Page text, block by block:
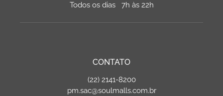
Todos os dias 7h às 22h
CONTATO
(22) 2141-8200
pm.sac@soulmalls.com.br